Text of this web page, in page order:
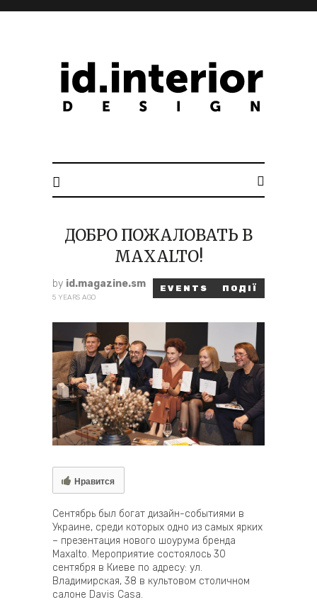
ДОБРО ПОЖАЛОВАТЬ В
MAXALTO!
by id.magazine.sm
5 YEARS AGO
EVENTS ПОДІЇ
Нравится
Сентябрь был богат дизайн-событиями в
Украине, среди которых одно из самых ярких
– презентация нового шоурума бренда
Maxalto. Мероприятие состоялось 30
сентября в Киеве по адресу: ул.
Владимирская, 38 в культовом столичном
салоне Davis Casa.